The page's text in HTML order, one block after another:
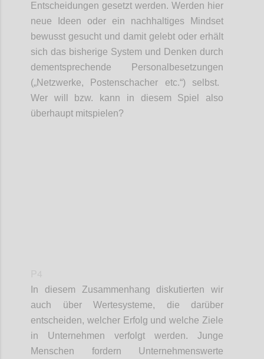
Entscheidungen gesetzt werden. Werden hier
neue Ideen oder ein nachhaltiges Mindset
bewusst gesucht und damit gelebt oder erhält
sich das bisherige System und Denken durch
dementsprechende Personalbesetzungen
(„Netzwerke, Postenschacher etc.“)
selbst.
Wer will bzw. kann in diesem Spiel also
überhaupt mitspielen?
In diesem Zusammenhang diskutierten wir
auch über Wertesysteme, die darüber
entscheiden, welcher Erfolg und welche Ziele
in Unternehmen verfolgt werden. Junge
Menschen fordern Unternehmenswerte